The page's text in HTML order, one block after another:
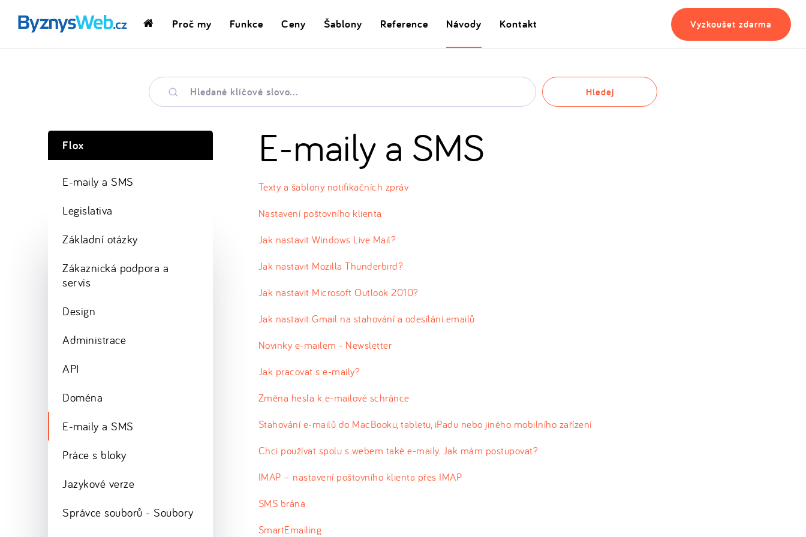
DomovskáProč my Funkce Ceny Šablony Reference Návody Kontakt Vyzkoušet zdarma
Hledané
klíčové
slovo
Hledej
E-maily a SMS
Texty a šablony notifikačních zpráv
Nastavení poštovního klienta
Jak nastavit Windows Live Mail?
Jak nastavit Mozilla Thunderbird?
Jak nastavit Microsoft Outlook 2010?
Jak nastavit Gmail na stahování a odesílání emailů
Novinky e-mailem - Newsletter
Jak pracovat s e-maily?
Změna hesla k e-mailové schránce
Stahování e-mailů do MacBooku, tabletu, iPadu nebo jiného mobilního zařízení
Chci používat spolu s webem také e-maily. Jak mám postupovat?
IMAP – nastavení poštovního klienta přes IMAP
SMS brána
SmartEmailing
Flox
E-maily a SMS
Legislativa
Základní otázky
Zákaznická podpora a
servis
Design
Administrace
API
Doména
E-maily a SMS
Práce s bloky
Jazykové verze
Správce souborů - Soubory